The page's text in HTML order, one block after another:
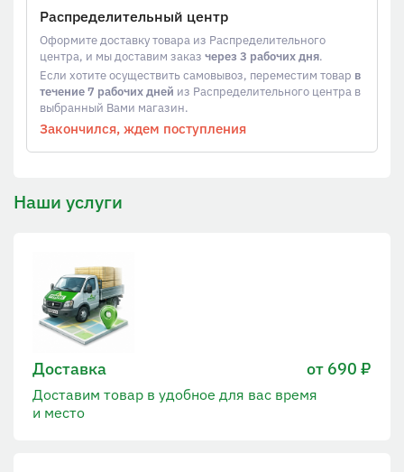
Распределительный центр
Оформите доставку товара из Распределительного
центра, и мы доставим заказ через 3 рабочих дня.
Если хотите осуществить самовывоз, переместим товар в
течение 7 рабочих дней из Распределительного центра в
выбранный Вами магазин.
Закончился, ждем поступления
Наши услуги
Доставка от 690 ₽
Доставим товар в удобное для вас время
и место